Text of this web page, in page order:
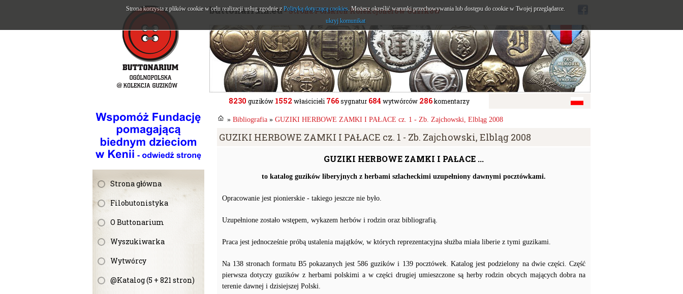
Strona główna
Filobutonistyka
O Buttonarium
Wyszukiwarka
Wytwórcy
@Katalog (5 + 821 stron)
buttonarium.eu- Strona Polskich Kolekcjonerów Guzików
8230 guzików 1552 właścicieli 766sygnatur684 wytwórców 286komentarzy
» Bibliografia » GUZIKI HERBOWE ZAMKI I PAŁACE cz. 1 - Zb. Zajchowski, Elbląg 2008
GUZIKI HERBOWE ZAMKI I PAŁACE cz. 1 - Zb. Zajchowski, Elbląg 2008
GUZIKI HERBOWE ZAMKI I PAŁACE ...
to katalog guzików liberyjnych z herbami szlacheckimi uzupełniony dawnymi pocztówkami.
Opracowanie jest pionierskie - takiego jeszcze nie było.
Uzupełnione zostało wstępem, wykazem herbów i rodzin oraz bibliografią.
Praca jest jednocześnie próbą ustalenia majątków, w których reprezentacyjna służba miała liberie z tymi guzikami.
Na 138 stronach formatu B5 pokazanych jest 586 guzików i 139 pocztówek. Katalog jest podzielony na dwie części. Część
pierwsza dotyczy guzików z herbami polskimi a w części drugiej umieszczone są herby rodzin obcych mających dobra na
terenie dawnej i dzisiejszej Polski.
Strona korzysta z plików cookie w celu realizacji usług zgodnie z Polityką dotyczącą cookies. Możesz określić warunki przechowywania lub dostępu do cookie w Twojej przeglądarce.
ukryj komunikat